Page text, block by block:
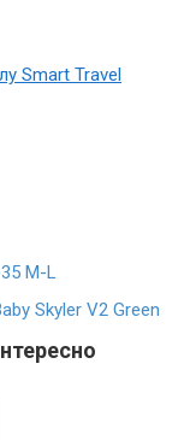
Smart Travel
M-L
Skyler V2 Green